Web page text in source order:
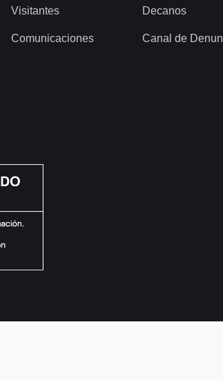
Visitantes
Comunicaciones
Decanos
Canal de